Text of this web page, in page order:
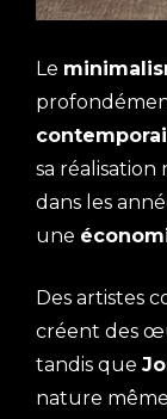
Le
sa réalisation
dans les
une
Des artistes
créent des
tandis que
nature